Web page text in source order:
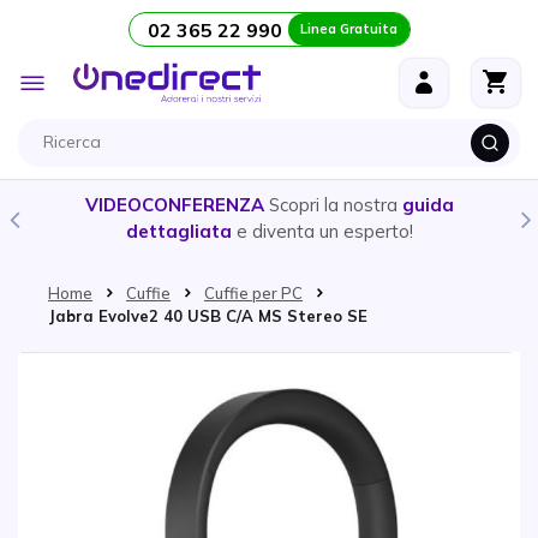
Salta al contenuto 02 365 22 990 Linea Gratuita
Toggle
Nav
VIDEOCONFERENZA Scopri la nostra guida
dettagliata e diventa un esperto!
Home Cuffie
Cuffie per PC
Jabra Evolve2 40 USB C/A MS Stereo SE